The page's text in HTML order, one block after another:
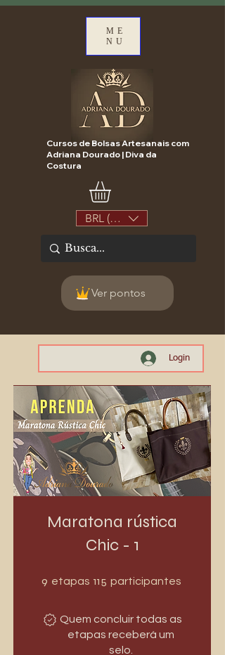
ME
NU
Cursos de Bolsas Artesanais com
Adriana Dourado | Diva da
Costura
BRL (R$)
Ver pontos
Login
Maratona rústica
Chic - 1
9 etapas 9 etapas
115 participantes
Quem concluir todas as
etapas receberá um
selo.